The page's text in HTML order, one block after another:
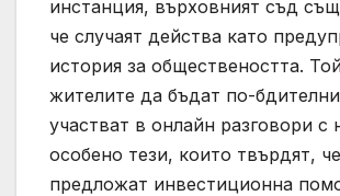
инстанция, върховният съд
че случаят действа като
история за обществеността.
жителите да бъдат по-
участват в онлайн разговори с
особено тези, които твърдят,
предложат инвестиционна